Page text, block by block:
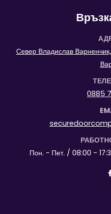
Север Владислав
0885
Пон. - Пет. / 08:00 -